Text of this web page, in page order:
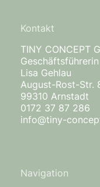
Kontakt
TINY CONCEPT
Geschäftsführerin
Lisa Gehlau
August-Rost-Str.
99310 Arnstadt
0172 37 87 286
info@tiny-
Navigation